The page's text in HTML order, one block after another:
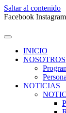
Saltar al contenido
Facebook Instagram
INICIO
NOSOTROS
NOTICIAS